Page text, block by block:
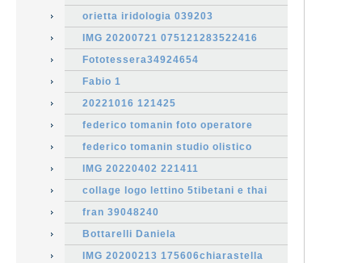
orietta iridologia 039203
IMG 20200721 075121283522416
Fototessera34924654
Fabio 1
20221016 121425
federico tomanin foto operatore
federico tomanin studio olistico
IMG 20220402 221411
collage logo lettino 5tibetani e thai
fran 39048240
Bottarelli Daniela
IMG 20200213 175606chiarastella